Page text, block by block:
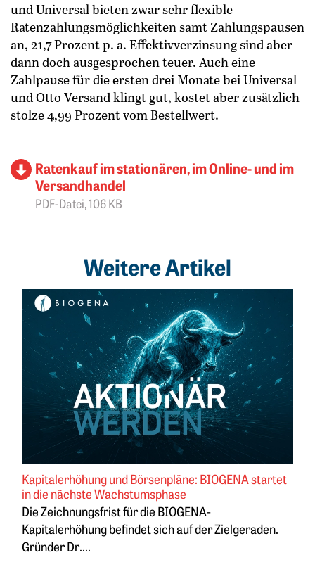
und Universal bieten zwar sehr flexible
Ratenzahlungsmöglichkeiten samt Zahlungspausen
an, 21,7 Prozent p. a. Effektivverzinsung sind aber
dann doch ausgesprochen teuer. Auch eine
Zahlpause für die ersten drei Monate bei Universal
und Otto Versand klingt gut, kostet aber zusätzlich
stolze 4,99 Prozent vom Bestellwert.
Ratenkauf im stationären, im Online- und im
Versandhandel
PDF-Datei, 106 KB
Weitere Artikel
Kapitalerhöhung und Börsenpläne: BIOGENA startet
in die nächste Wachstumsphase
Die Zeichnungsfrist für die BIOGENA-
Kapitalerhöhung befindet sich auf der Zielgeraden.
Gründer Dr....
Weiterlesen: Kapitalerhöhung und Börsenpläne: